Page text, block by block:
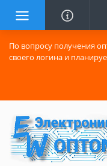
По вопросу получения
своего логина и